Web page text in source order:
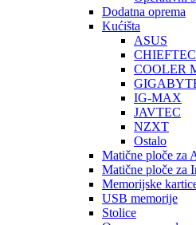
Dodatna oprema
Kućišta
ASUS
CHIEFTEC
COOLER
IG-MAX
JAVTEC
NZXT
Ostalo
Matične ploče za
Matične ploče za
Memorijske
USB memorije
Stolice